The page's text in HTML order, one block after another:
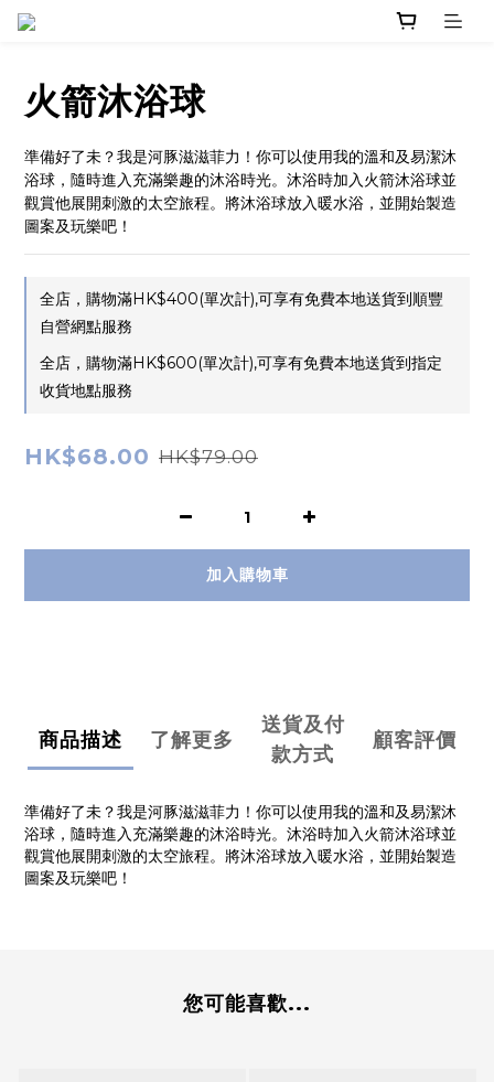
火箭沐浴球
準備好了未？我是河豚滋滋菲力！你可以使用我的溫和及易潔沐
浴球，隨時進入充滿樂趣的沐浴時光。沐浴時加入火箭沐浴球並
觀賞他展開刺激的太空旅程。將沐浴球放入暖水浴，並開始製造
圖案及玩樂吧！
全店，購物滿HK$400(單次計),可享有免費本地送貨到順豐
自營網點服務
全店，購物滿HK$600(單次計),可享有免費本地送貨到指定
收貨地點服務
HK$68.00 HK$79.00
加入購物車
商品描述 了解更多
送貨及付
款方式
顧客評價
準備好了未？我是河豚滋滋菲力！你可以使用我的溫和及易潔沐
浴球，隨時進入充滿樂趣的沐浴時光。沐浴時加入火箭沐浴球並
觀賞他展開刺激的太空旅程。將沐浴球放入暖水浴，並開始製造
圖案及玩樂吧！
您可能喜歡...